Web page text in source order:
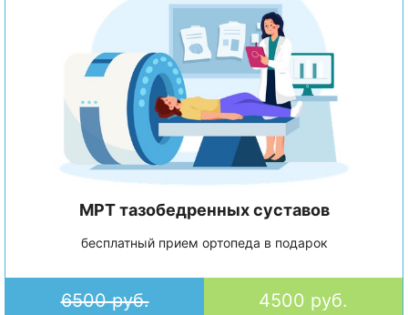
МРТ тазобедренных суставов
бесплатный прием ортопеда в подарок
6500 руб. 4500 руб.